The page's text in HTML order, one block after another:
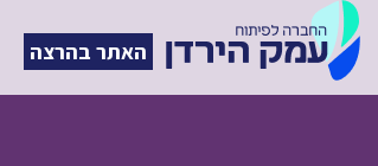
האתר בהרצה